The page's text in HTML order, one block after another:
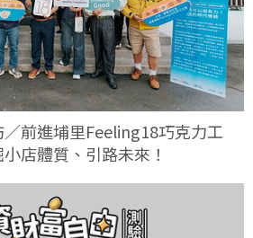
前進埔里Feeling18巧克力工
店體質、引路未來！